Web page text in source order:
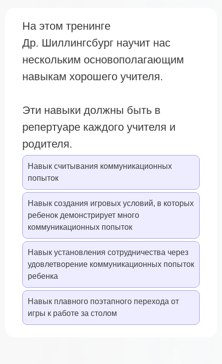
На этом тренинге
Др. Шиллингсбург научит нас
нескольким основополагающим
навыкам хорошего учителя.
Эти навыки должны быть в
репертуаре каждого учителя и
родителя.
Навык считывания коммуникационных
попыток
Навык создания игровых условий, в которых
ребенок демонстрирует много
коммуникационных попыток
Навык установления сотрудничества через
удовлетворение коммуникационных попыток
ребенка
Навык плавного поэтапного перехода от
игры к работе за столом